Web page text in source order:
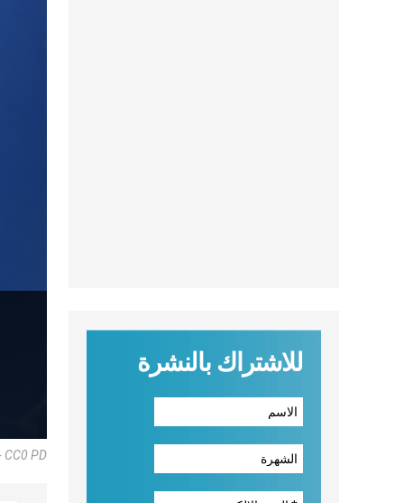
CC0 PD
للاشتراك بالنشرة